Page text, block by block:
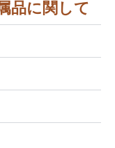
品に関して